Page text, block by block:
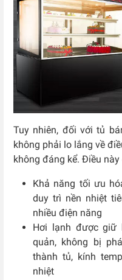
Tuy nhiên, đối với tủ
không phải lo lắng về
không đáng kể. Điều
Khả năng tối ưu
duy trì nền nhiệt
nhiều điện năng
Hơi lạnh được giữ
quản, không bị
thành tủ, kính
nhiệt